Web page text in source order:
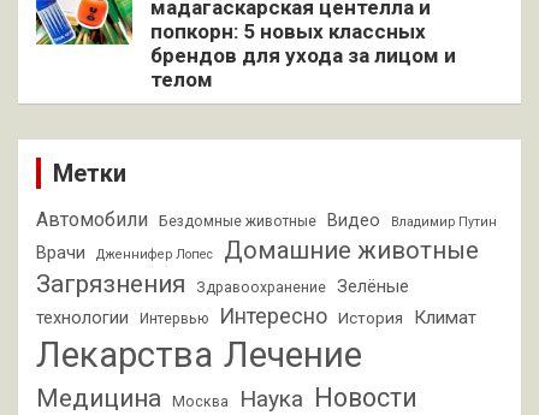
мадагаскарская центелла и
попкорн: 5 новых классных
брендов для ухода за лицом и
телом
Метки
Автомобили Бездомные животные Видео Владимир Путин
Врачи Дженнифер Лопес
Домашние животные
Загрязнения
Здравоохранение
Зелёные
технологии
Интервью Интересно История Климат
Лекарства Лечение
Медицина Москва Наука
Новости